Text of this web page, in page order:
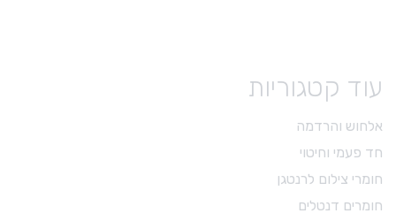
עוד קטגוריות
אלחוש והרדמה
חד פעמי וחיטוי
חומרי צילום לרנטגן
חומרים דנטלים